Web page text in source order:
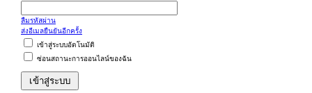
ลืมรหัสผ่าน
ส่งอีเมลยืนยันอีกครั้ง
เข้าสู่ระบบอัตโนมัติ
ซ่อนสถานะการออนไลน์ของฉัน